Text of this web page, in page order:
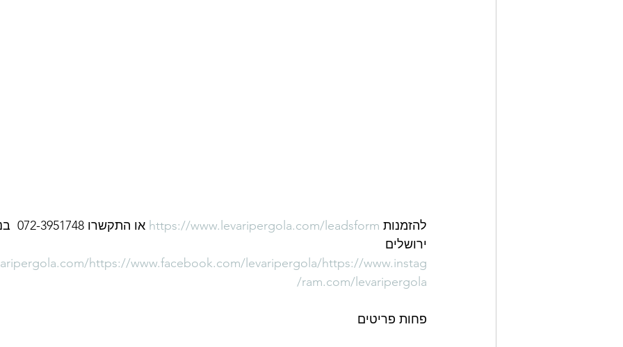
להזמנות https://www.levaripergola.com/leadsform
או
ירושלים
https://www.facebook.com/levaripergola/https://www.instag
ram.com/levaripergola/
פחות פריטים